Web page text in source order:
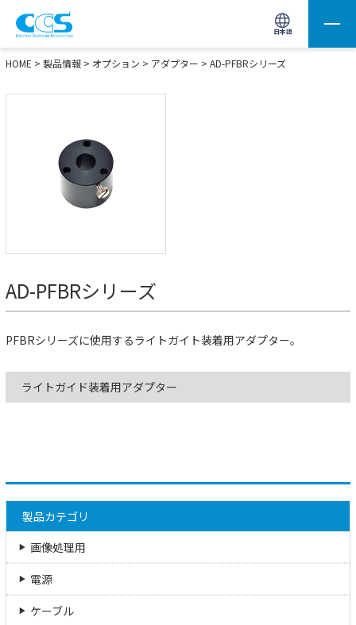
日本語
画像処理用の製品検索 サイト内検索(Enterで実行)
HOME > 製品情報 > オプション > アダプター > AD-PFBRシリーズ
AD-PFBRシリーズ
PFBRシリーズに使用するライトガイト装着用アダプター。
ライトガイド装着用アダプター
製品カテゴリ
画像処理用
電源
ケーブル